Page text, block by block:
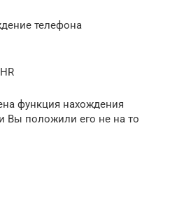
телефона
функция нахождения
Вы положили его не на то